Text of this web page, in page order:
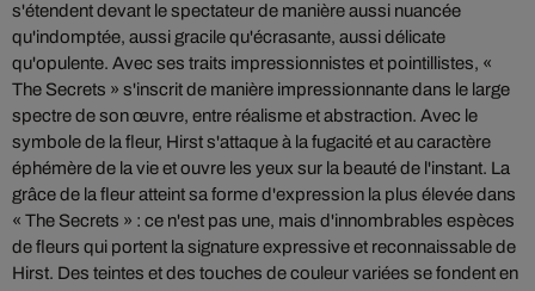
s'étendent devant le spectateur de manière aussi nuancée
qu'indomptée, aussi gracile qu'écrasante, aussi délicate
qu'opulente. Avec ses traits impressionnistes et pointillistes, «
The Secrets » s'inscrit de manière impressionnante dans le large
spectre de son œuvre, entre réalisme et abstraction. Avec le
symbole de la fleur, Hirst s'attaque à la fugacité et au caractère
éphémère de la vie et ouvre les yeux sur la beauté de l'instant. La
grâce de la fleur atteint sa forme d'expression la plus élevée dans
« The Secrets » : ce n'est pas une, mais d'innombrables espèces
de fleurs qui portent la signature expressive et reconnaissable de
Hirst. Des teintes et des touches de couleur variées se fondent en